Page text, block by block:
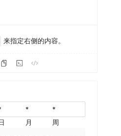
来指定右侧的内容。
月
周